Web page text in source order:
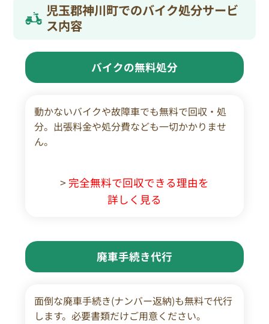
児玉郡神川町でのバイク処分サービ
ス内容
バイクの無料処分
動かないバイクや故障車でも無料で回収・処
分。出張料金や処分費なども一切かかりませ
ん。
> 完全無料で回収できる理由を
詳しく見る
廃車手続き代行
面倒な廃車手続き(ナンバー返納)も無料で代行
します。必要書類だけご用意ください。